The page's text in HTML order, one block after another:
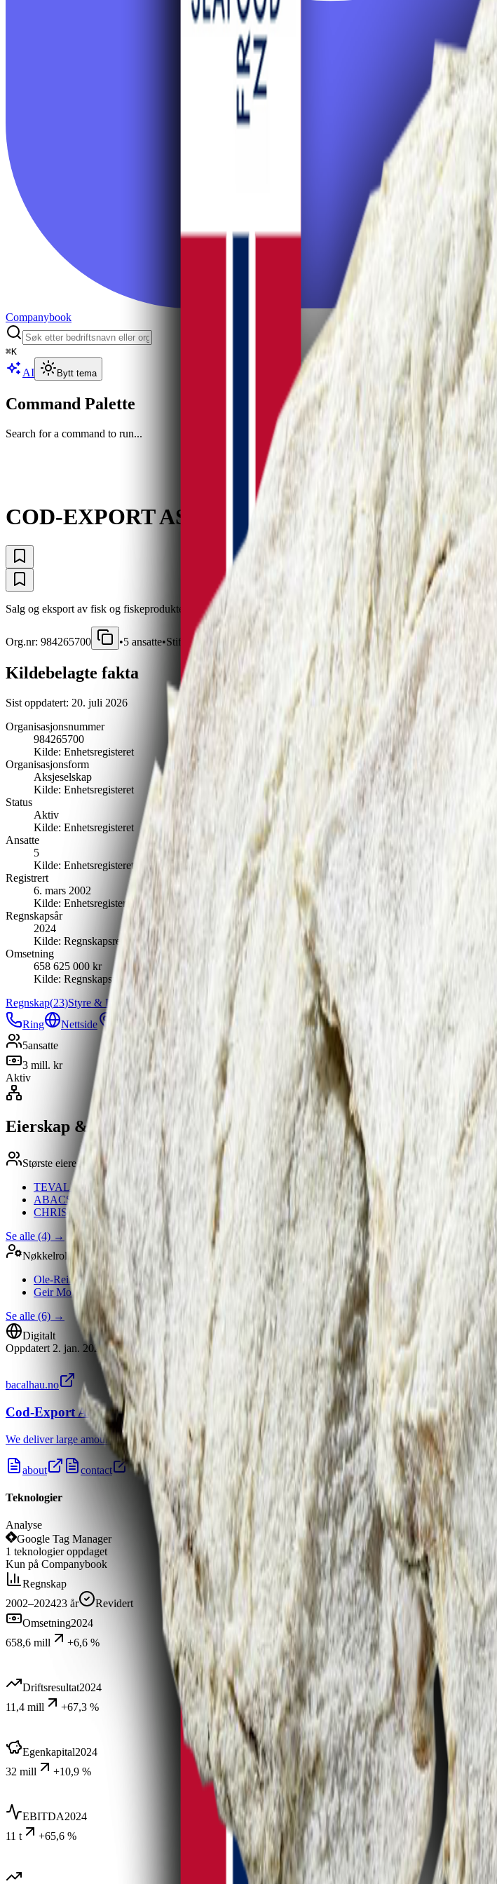
Companybook
⌘K
AI Bytt tema
Command Palette
Search for a command to run...
COD-EXPORT AS
Salg og eksport av fisk og fiskeprodukter.
Org.nr: 984265700 •5 ansatte•Stiftet 2001 ÅLESUND
Kildebelagte fakta
Sist oppdatert: 20. juli 2026
Organisasjonsnummer
984265700
Kilde: Enhetsregisteret
Organisasjonsform
Aksjeselskap
Kilde: Enhetsregisteret
Status
Aktiv
Kilde: Enhetsregisteret
Ansatte
5
Kilde: Enhetsregisteret
Registrert
6. mars 2002
Kilde: Enhetsregisteret
Regnskapsår
2024
Kilde: Regnskapsregisteret
Omsetning
658 625 000 kr
Kilde: Regnskapsregisteret
Regnskap(23)Styre & Ledelse ( )Aksjonærer Konsern Underenheter(1)Tilskudd
Ring
Nettside Kart Lagre
5ansatte
3 mill. kr
Aktiv
Eierskap & struktur
Største eiere
TEVAL INVEST AS
ABACS AS
16.3 %
CHRISTIN PEDERSEN HOLDING AS
Se alle (4) →
Nøkkelroller
Ole-Reinhart Pettersen Notø
Styreleder
Geir MolværsmyrDaglig leder
Se alle (6) →
Digitalt
Oppdatert 2. jan. 2026
bacalhau.no
Cod-Export AS
We deliver large amounts of dried salted fish made of saithe, cod, ling and brosme to worldwide markets.
about contact
Teknologier
Analyse
Google Tag Manager
1 teknologier oppdaget
Kun på Companybook
Regnskap
2002–202423 år
Revidert
Omsetning2024
658,6 mill
+6,6 %
Driftsresultat2024
11,4 mill
+67,3 %
Egenkapital2024
32 mill
+10,9 %
EBITDA2024
11 t
+65,6 %